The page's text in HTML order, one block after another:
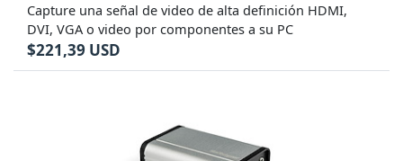
Capture una señal de video de alta definición HDMI,
DVI, VGA o video por componentes a su PC
$221,39 USD